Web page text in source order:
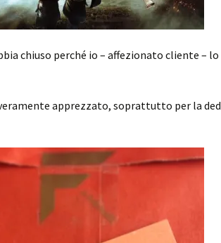
chiuso perché io – affezionato cliente –
apprezzato, soprattutto per la